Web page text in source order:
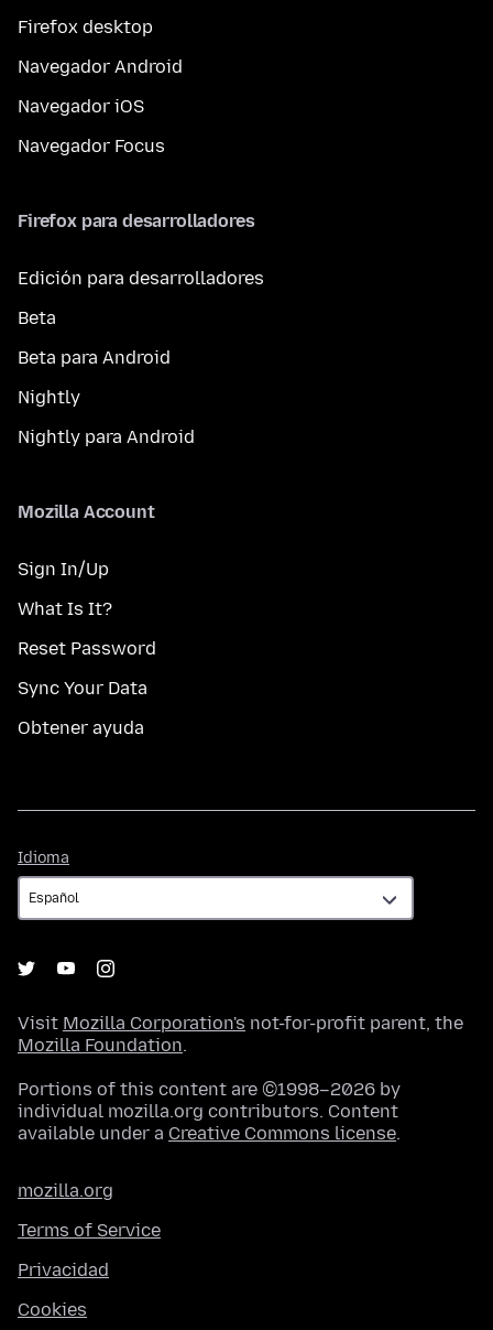
Firefox desktop
Navegador Android
Navegador iOS
Navegador Focus
Firefox para desarrolladores
Edición para desarrolladores
Beta
Beta para Android
Nightly
Nightly para Android
Mozilla Account
Sign In/Up
What Is It?
Reset Password
Sync Your Data
Obtener ayuda
Idioma
Visit Mozilla Corporation's not-for-profit parent, the
Mozilla Foundation.
Portions of this content are ©1998–2026 by
individual mozilla.org contributors. Content
available under a Creative Commons license.
mozilla.org
Terms of Service
Privacidad
Cookies